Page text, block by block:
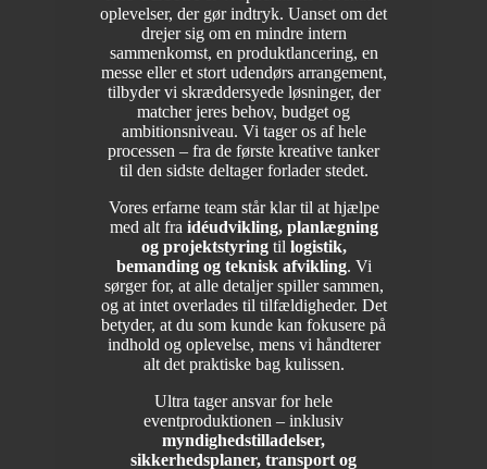
oplevelser, der gør indtryk. Uanset om det
drejer sig om en mindre intern
sammenkomst, en produktlancering, en
messe eller et stort udendørs arrangement,
tilbyder vi skræddersyede løsninger, der
matcher jeres behov, budget og
ambitionsniveau. Vi tager os af hele
processen – fra de første kreative tanker
til den sidste deltager forlader stedet.
Vores erfarne team står klar til at hjælpe
med alt fra idéudvikling, planlægning
og projektstyringtil logistik,
bemanding og teknisk afvikling. Vi
sørger for, at alle detaljer spiller sammen,
og at intet overlades til tilfældigheder. Det
betyder, at du som kunde kan fokusere på
indhold og oplevelse, mens vi håndterer
alt det praktiske bag kulissen.
Ultra tager ansvar for hele
eventproduktionen – inklusiv
myndighedstilladelser,
sikkerhedsplaner, transport og